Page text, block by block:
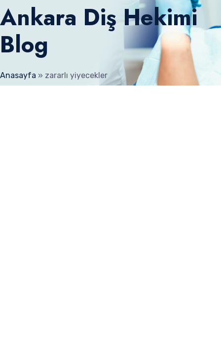
Ankara Diş Hekimi
Blog
Anasayfa » zararlı yiyecekler